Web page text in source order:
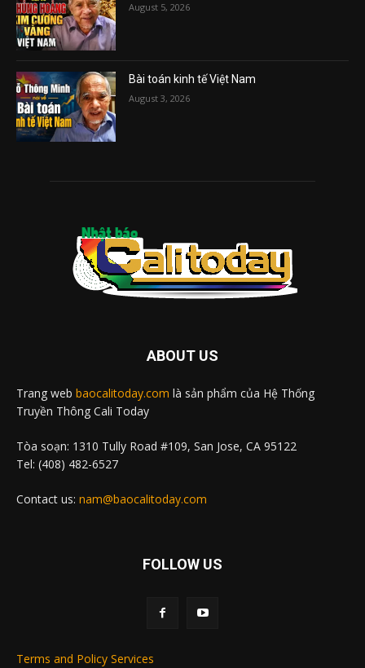
August 5, 2026
Bài toán kinh tế Việt Nam
August 3, 2026
ABOUT US
Trang web baocalitoday.com là sản phẩm của Hệ Thống
Truyền Thông Cali Today
Tòa soạn: 1310 Tully Road #109, San Jose, CA 95122
Tel: (408) 482-6527
Contact us: nam@baocalitoday.com
FOLLOW US
Terms and Policy Services